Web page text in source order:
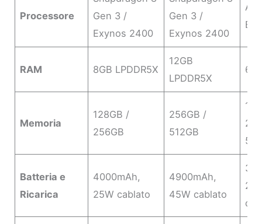
Processore
Gen 3 /
Exynos 2400
Gen 3 /
Exynos 2400
RAM 8GB LPDDR5X
12GB
LPDDR5X
Memoria
128GB /
256GB
256GB /
512GB
Batteria e
Ricarica
4000mAh,
25W cablato
4900mAh,
45W cablato